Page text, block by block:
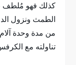
كذلك فهو مُلطف
الطمث ونزول
من مدة وحدة
تناولته مع